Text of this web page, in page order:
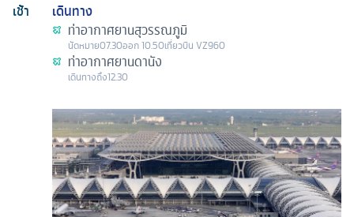
เช้า
เดินทาง
ท่าอากาศยานสุวรรณภูมิ
นัดหมาย07.30ออก10.50เที่ยวบิน VZ960
ท่าอากาศยานดานัง
เดินทางถึง12.30